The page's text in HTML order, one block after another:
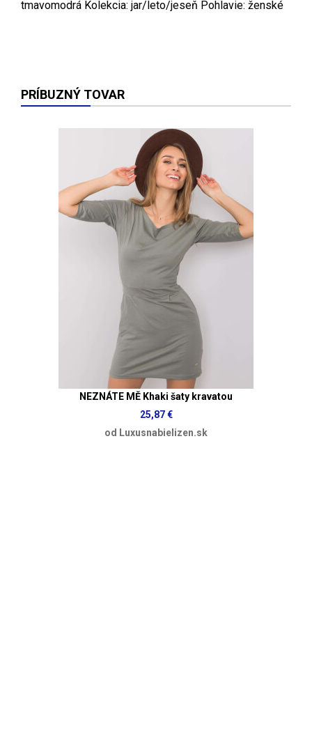
tmavomodrá Kolekcia: jar/leto/jeseň Pohlavie: ženské
PRÍBUZNÝ TOVAR
NEZNÁTE MĚ Khaki šaty kravatou
25,87 €
od Luxusnabielizen.sk